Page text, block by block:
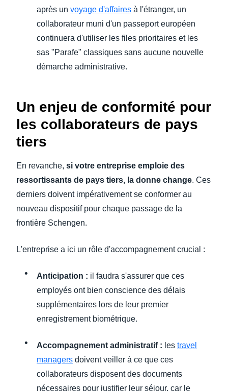
après un voyage d'affaires à l'étranger, un
collaborateur muni d'un passeport européen
continuera d'utiliser les files prioritaires et les
sas "Parafe" classiques sans aucune nouvelle
démarche administrative.
Un enjeu de conformité pour
les collaborateurs de pays
tiers
En revanche, si votre entreprise emploie des
ressortissants de pays tiers, la donne change. Ces
derniers doivent impérativement se conformer au
nouveau dispositif pour chaque passage de la
frontière Schengen.
L'entreprise a ici un rôle d'accompagnement crucial :
Anticipation : il faudra s'assurer que ces
employés ont bien conscience des délais
supplémentaires lors de leur premier
enregistrement biométrique.
Accompagnement administratif : les travel
managers doivent veiller à ce que ces
collaborateurs disposent des documents
nécessaires pour justifier leur séjour, car le